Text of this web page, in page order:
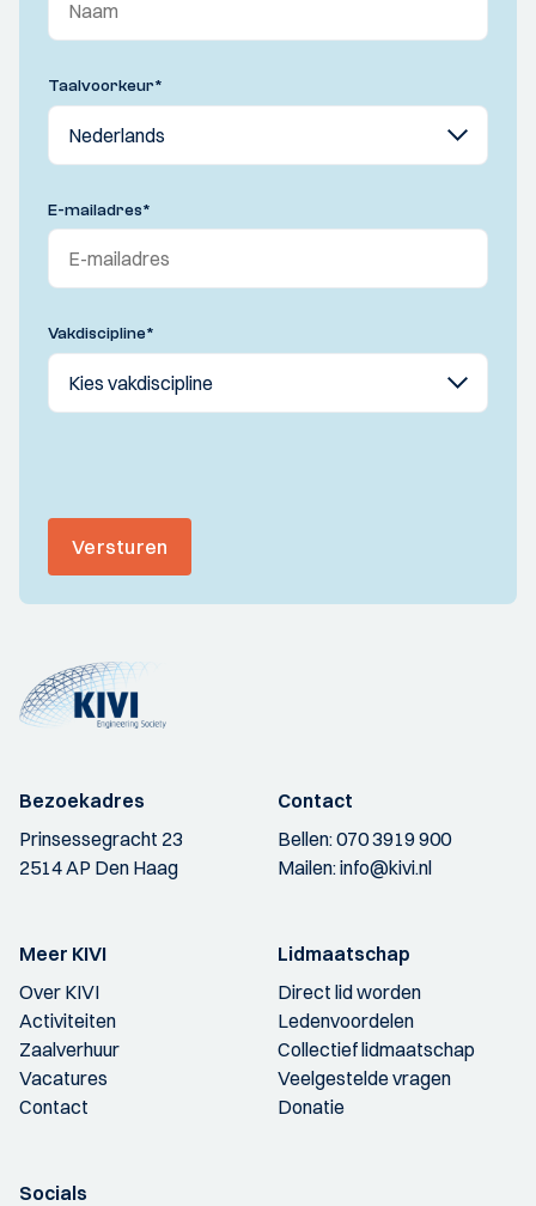
Taalvoorkeur*
E-mailadres*
Vakdiscipline*
Versturen
Bezoekadres
Prinsessegracht 23
2514 AP Den Haag
Contact
Bellen:070 3919 900
Mailen:info@kivi.nl
Meer KIVI
Over KIVI
Activiteiten
Zaalverhuur
Vacatures
Contact
Lidmaatschap
Direct lid worden
Ledenvoordelen
Collectief lidmaatschap
Veelgestelde vragen
Donatie
Socials